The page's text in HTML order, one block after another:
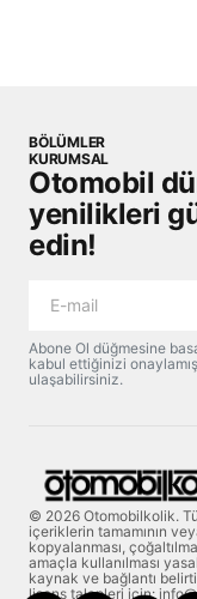
BÖLÜMLER
KURUMSAL
Otomobil
yenilikleri
edin!
Abone Ol düğmesine
kabul ettiğinizi
ulaşabilirsiniz.
© 2026 Otomobilkolik.
içeriklerin tamamının
kopyalanması,
amaçla kullanılması
kaynak ve bağlantı
lisans talepleri için: